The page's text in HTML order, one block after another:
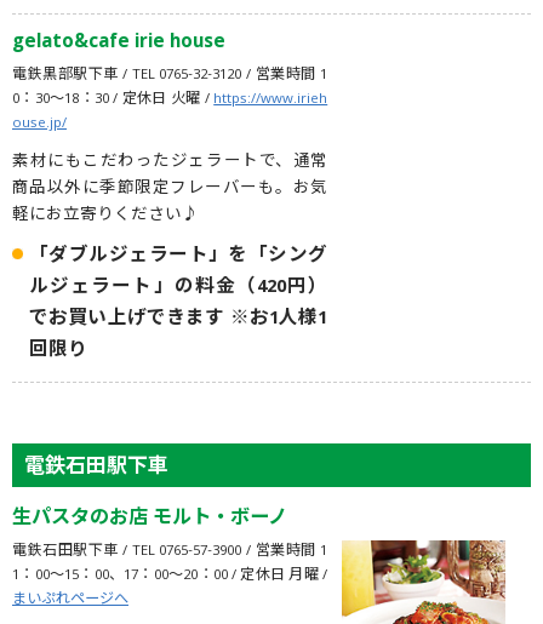
gelato&cafe irie house
電鉄黒部駅下車 / TEL 0765-32-3120 / 営業時間 1
0：30〜18：30 / 定休日 火曜 /https://www.irieh
ouse.jp/
素材にもこだわったジェラートで、通常
商品以外に季節限定フレーバーも。お気
軽にお立寄りください♪
「ダブルジェラート」を「シング
ルジェラート」の料金（420円）
でお買い上げできます ※お1人様1
回限り
電鉄石田駅下車
生パスタのお店 モルト・ボーノ
電鉄石田駅下車 / TEL 0765-57-3900 / 営業時間 1
1：00～15：00、17：00〜20：00 / 定休日 月曜 /
まいぷれページへ